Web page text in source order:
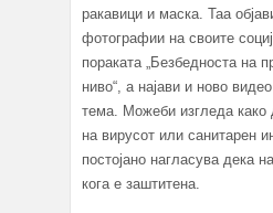
ракавици и маска. Таа
фотографии на своите
пораката „Безбедноста на
ниво“, а најави и ново
тема. Можеби изгледа како
на вирусот или санитарен
постојано нагласува дека
кога е заштитена.